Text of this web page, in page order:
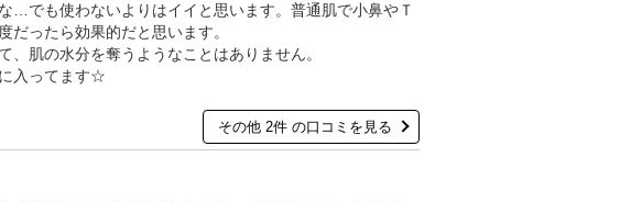
…でも使わないよりはイイと思います。普通肌で小鼻やＴ
だったら効果的だと思います。
、肌の水分を奪うようなことはありません。
入ってます☆
その他 2件 の口コミを見る